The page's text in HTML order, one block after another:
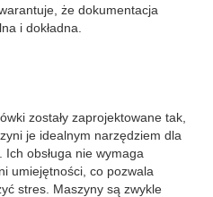
że dokumentacja
i dokładna.
zostały zaprojektowane tak,
je idealnym narzędziem dla
Ich obsługa nie wymaga
umiejętności, co pozwala
stres. Maszyny są zwykle